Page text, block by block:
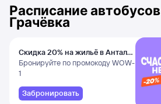
Расписание автобусов
Грачёвка
Скидка 20% на жильё в Анталье
и Даламане
Бронируйте по промокоду WOW-
1
Забронировать